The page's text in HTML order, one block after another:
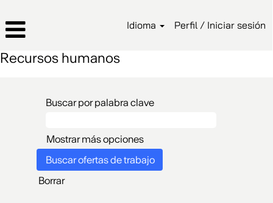
Idioma Perfil / Iniciar sesión
Recursos humanos
Buscar por palabra clave
Mostrar más opciones
Borrar